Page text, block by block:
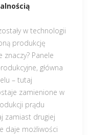
w technologii
produkcję
znaczy? Panele
główna
– tutaj
zamienione w
prądu
zamiast drugiej
daje możliwości